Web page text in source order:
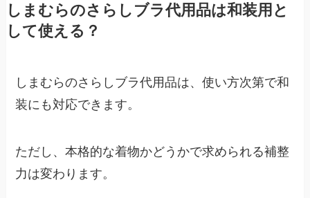
しまむらのさらしブラ代用品は和装用と
して使える？
しまむらのさらしブラ代用品は、使い方次第で和
装にも対応できます。
ただし、本格的な着物かどうかで求められる補整
力は変わります。